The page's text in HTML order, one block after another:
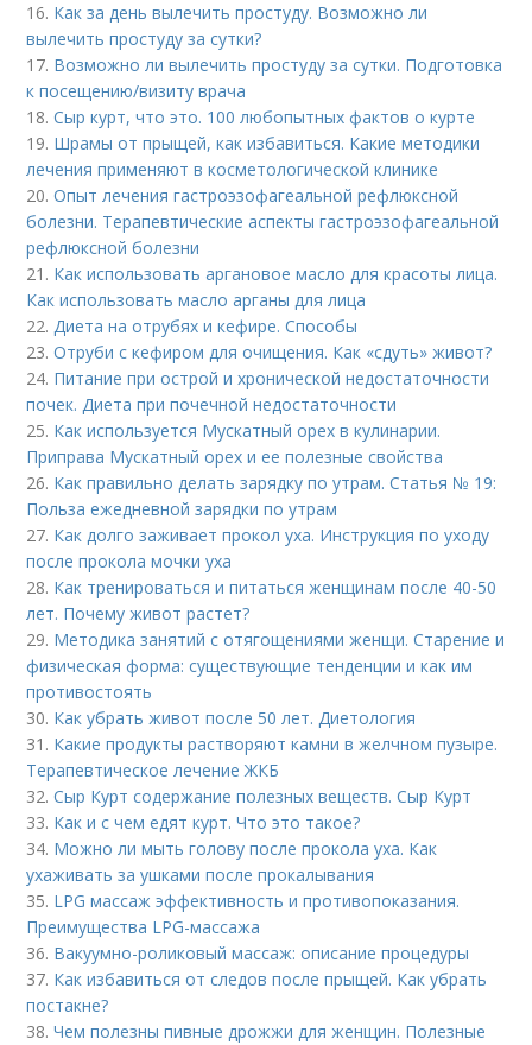
16. Как за день вылечить простуду. Возможно ли
вылечить простуду за сутки?
17. Возможно ли вылечить простуду за сутки. Подготовка
к посещению/визиту врача
18.Сыр курт, что это. 100 любопытных фактов о курте
19. Шрамы от прыщей, как избавиться. Какие методики
лечения применяют в косметологической клинике
20.Опыт лечения гастроэзофагеальной рефлюксной
болезни. Терапевтические аспекты гастроэзофагеальной
рефлюксной болезни
21. Как использовать аргановое масло для красоты лица.
Как использовать масло арганы для лица
22.Диета на отрубях и кефире. Способы
23.Отруби с кефиром для очищения. Как «сдуть» живот?
24. Питание при острой и хронической недостаточности
почек. Диета при почечной недостаточности
25. Как используется Мускатный орех в кулинарии.
Приправа Мускатный орех и ее полезные свойства
26. Как правильно делать зарядку по утрам. Статья № 19:
Польза ежедневной зарядки по утрам
27. Как долго заживает прокол уха. Инструкция по уходу
после прокола мочки уха
28. Как тренироваться и питаться женщинам после 40-50
лет. Почему живот растет?
29. Методика занятий с отягощениями женщи. Старение и
физическая форма: существующие тенденции и как им
противостоять
30. Как убрать живот после 50 лет. Диетология
31. Какие продукты растворяют камни в желчном пузыре.
Терапевтическое лечение ЖКБ
32.Сыр Курт содержание полезных веществ. Сыр Курт
33. Как и с чем едят курт. Что это такое?
34. Можно ли мыть голову после прокола уха. Как
ухаживать за ушками после прокалывания
35. LPG массаж эффективность и противопоказания.
Преимущества LPG-массажа
36. Вакуумно-роликовый массаж: описание процедуры
37. Как избавиться от следов после прыщей. Как убрать
постакне?
38.Чем полезны пивные дрожжи для женщин. Полезные